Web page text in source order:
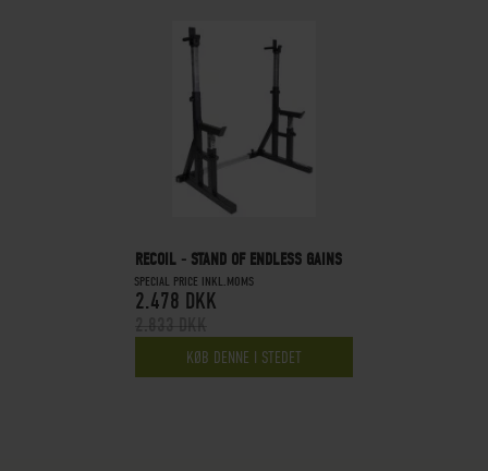
RECOIL - STAND OF ENDLESS GAINS
SPECIAL PRICE INKL.MOMS
2.478 DKK
2.833 DKK
KØB DENNE I STEDET